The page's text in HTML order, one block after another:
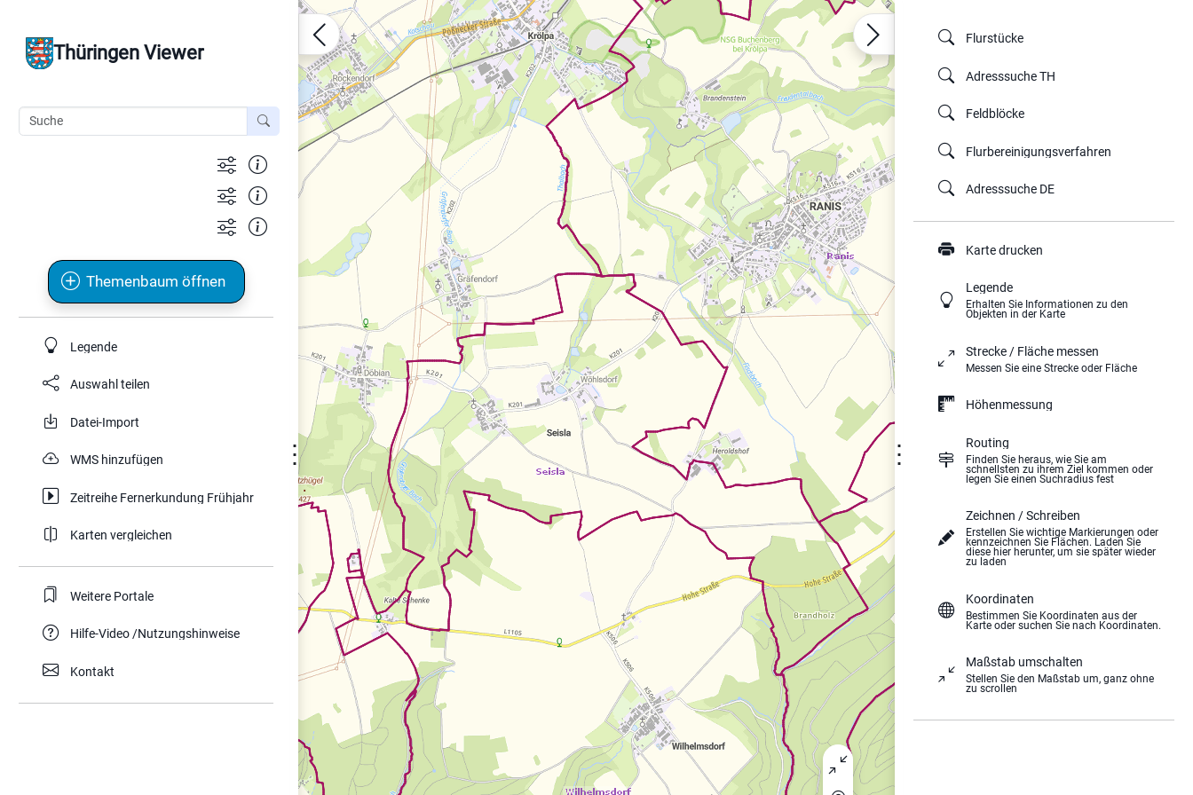
Thüringen Viewer
Themenbaum öffnen
Legende
Auswahl teilen
Datei-Import
WMS hinzufügen
Zeitreihe Fernerkundung Frühjahr
Karten vergleichen
Weitere Portale
Hilfe-Video /Nutzungshinweise
Kontakt
⋮
Flurstücke
Adresssuche TH
Feldblöcke
Flurbereinigungsverfahren
Adresssuche DE
Karte drucken
Legende
Erhalten Sie Informationen zu den
Objekten in der Karte
Strecke / Fläche messen
Messen Sie eine Strecke oder Fläche
Höhenmessung
Routing
Finden Sie heraus, wie Sie am
schnellsten zu ihrem Ziel kommen oder
legen Sie einen Suchradius fest
Zeichnen / Schreiben
Erstellen Sie wichtige Markierungen oder
kennzeichnen Sie Flächen. Laden Sie
diese hier herunter, um sie später wieder
zu laden
Koordinaten
Bestimmen Sie Koordinaten aus der
Karte oder suchen Sie nach Koordinaten.
Maßstab umschalten
Stellen Sie den Maßstab um, ganz ohne
zu scrollen
⋮